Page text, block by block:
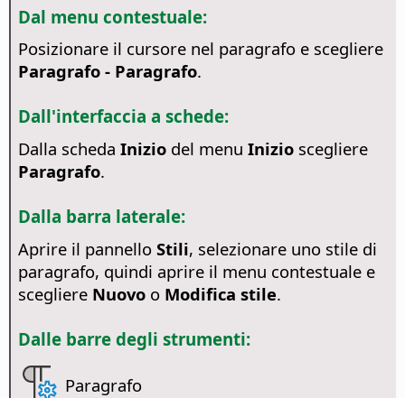
Dal menu contestuale:
Posizionare il cursore nel paragrafo e scegliere
Paragrafo - Paragrafo.
Dall'interfaccia a schede:
Dalla scheda Iniziodel menu Inizioscegliere
Paragrafo.
Dalla barra laterale:
Aprire il pannello Stili, selezionare uno stile di
paragrafo, quindi aprire il menu contestuale e
scegliere Nuovoo Modifica stile.
Dalle barre degli strumenti:
Paragrafo